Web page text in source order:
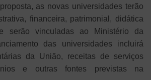
as novas universidades terão
financeira, patrimonial, didática
vinculadas ao Ministério da
das universidades incluirá
da União, receitas de serviços
e outras fontes previstas na